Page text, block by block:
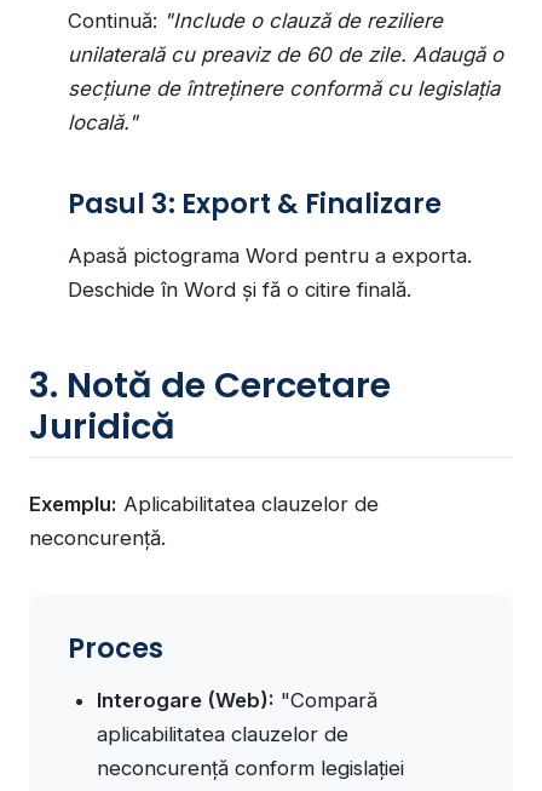
Continuă: "Include o clauză de reziliere
unilaterală cu preaviz de 60 de zile. Adaugă o
secțiune de întreținere conformă cu legislația
locală."
Pasul 3: Export & Finalizare
Apasă pictograma Word pentru a exporta.
Deschide în Word și fă o citire finală.
3. Notă de Cercetare
Juridică
Exemplu: Aplicabilitatea clauzelor de
neconcurență.
Proces
Interogare (Web): "Compară
aplicabilitatea clauzelor de
neconcurență conform legislației